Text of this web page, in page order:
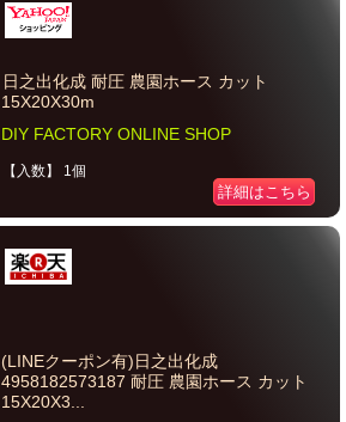
日之出化成 耐圧 農園ホース カット
15X20X30m
DIY FACTORY ONLINE SHOP
【入数】 1個
詳細はこちら
(LINEクーポン有)日之出化成
4958182573187 耐圧 農園ホース カット
15X20X3...